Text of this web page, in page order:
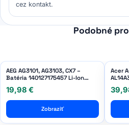
cez kontakt.
Podobné
AEG AG3101, AG3103, CX7 –
Batéria 140127175457 Li-Ion
19,98 €
Zobraziť
Acer